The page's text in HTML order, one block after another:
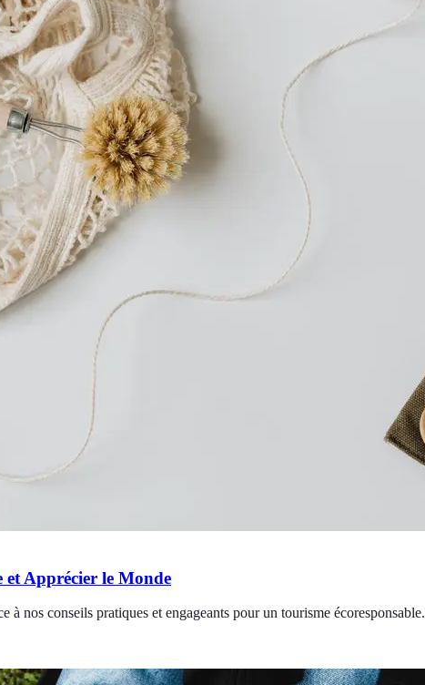
et Apprécier le Monde
à nos conseils pratiques et engageants pour un tourisme écoresponsable.